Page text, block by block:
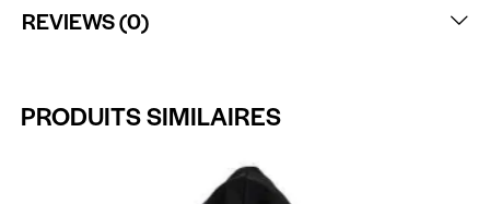
REVIEWS (0)
PRODUITS SIMILAIRES